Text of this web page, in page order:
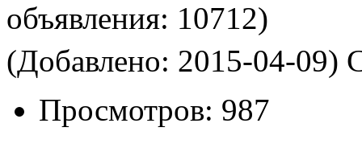
объявления: 10712)
(Добавлено: 2015-04-09)
Просмотров: 987